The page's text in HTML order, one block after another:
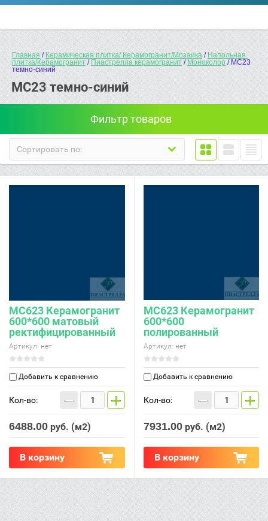
Главная / Керамическая плитка/ Керамогранит/Мозаика / Напольная
плитка/Керамогранит / Пиастрелла керамогранит / Моноколор / МС23
темно-синий
МС23 темно-синий
Фильтр товаров
Сортировать по:
МС623 Керамогранит
600*600 матовый
ректифицированный
Артикул: нет
Добавить к сравнению
Кол-во: − +
6488.00 руб. (м2)
В корзину
МС623 Керамогранит
600*600
полированный
Артикул: нет
Добавить к сравнению
Кол-во: − +
7931.00 руб. (м2)
В корзину